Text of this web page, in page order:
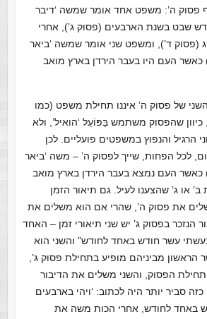
פסוק ה’: משפט אחד אומר שמשה ‘דיבר
שבט בשנת הארבעים (פסוק ג’), אחרי
(פסוק ד’), ומשפט שני אומר שמשה ‘ביאר
כאשר העם היו בעבר הירדן בארץ מואב
של פסוק ה’ איננו תחילת משפט (כמו
שהפסוק משתמש בַּפּוֹעַל ‘הואיל’, ולא
הרגיל והנפוץ במשפטים פועליים. לכן
לכל הפחות, שייך לפסוק ה’ – משה ‘ביאר
כאשר העם נמצא בעבר הירדן בארץ מואב
או ג’ שהצענו לעיל. גם תיאור הזמן
את פסוק ה’, שהרי אם הוא משלים את
הנזכר בפסוק ג’ יש שני תיאורי זמן – האחד
עשר חודש באחד לחודש” והשני הוא
הראשון מביניהם מופיע בתחילת פסוק ג’,
תחילת הפסוק, והשני משלים את הדיבור
סביר יותר היה לכתוב: ‘ויהי בארבעים
באחד לחודש, אחרי הכות משה את